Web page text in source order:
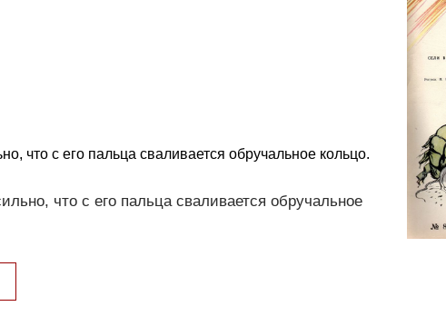
что с его пальца сваливается обручальное кольцо.
что с его пальца сваливается обручальное